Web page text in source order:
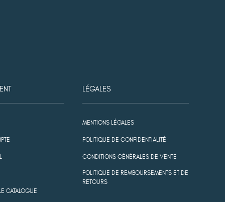
CATALOGUE
LÉGALES
MENTIONS LÉGALES
POLITIQUE DE CONFIDENTIALITÉ
CONDITIONS GÉNÉRALES DE VENTE
POLITIQUE DE REMBOURSEMENTS ET DE
RETOURS